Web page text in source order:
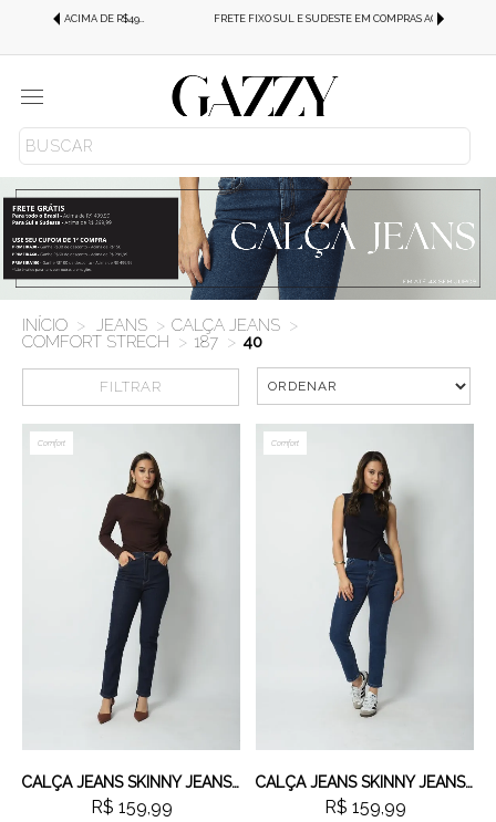
FRETE FIXO SUL E SUDESTE EM COMPRAS ACIMA DE R$499,99!
Menu
JEANS
CALÇA JEANS
COMFORT STRECH
187 40
FILTRAR
Modelo Calça
Comfort
CALÇA JEANS SKINNY JEANS ESCURO
R$ 159,99
Comfort
CALÇA JEANS SKINNY JEANS MÉDIO
R$ 159,99